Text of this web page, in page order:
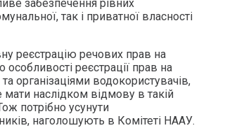
забезпечення рівних
так і приватної власності
реєстрацію речових прав на
реєстрації прав на
організаціями водокористувачів,
наслідком відмову в такій
потрібно усунути
наголошують в Комітеті НААУ.